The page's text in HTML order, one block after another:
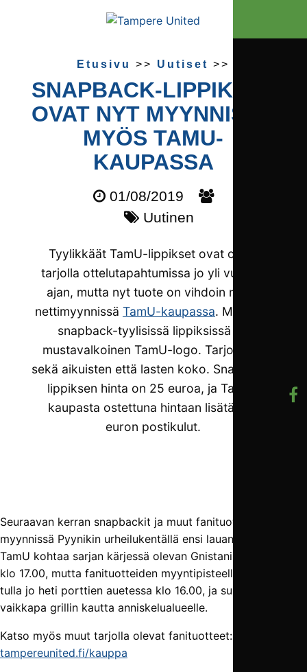
Etusivu >> Uutiset >>
SNAPBACK-LIPPIKSET
OVAT NYT MYYNNISSÄ
MYÖS TAMU-
KAUPASSA
01/08/2019
Uutinen
Tyylikkäät TamU-lippikset ovat olleet
tarjolla ottelutapahtumissa jo yli vuoden
ajan, mutta nyt tuote on vihdoin myös
nettimyynnissä TamU-kaupassa. Mustissa
snapback-tyylisissä lippiksissä on
mustavalkoinen TamU-logo. Tarjolla on
sekä aikuisten että lasten koko. Snapback-
lippiksen hinta on 25 euroa, ja TamU-
kaupasta ostettuna hintaan lisätään 6
euron postikulut.
Seuraavan kerran snapbackit ja muut fanituotteet ovat
myynnissä Pyynikin urheilukentällä ensi lauantaina 3.8. kun
TamU kohtaa sarjan kärjessä olevan Gnistanin. Ottelu alkaa
klo 17.00, mutta fanituotteiden myyntipisteelle kannattaa
tulla jo heti porttien auetessa klo 16.00, ja suunnata siitä
vaikkapa grillin kautta anniskelualueelle.
Katso myös muut tarjolla olevat fanituotteet:
tampereunited.fi/kauppa